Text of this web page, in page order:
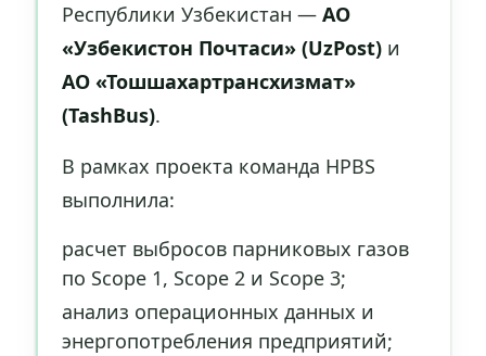
Республики Узбекистан — АО
«Узбекистон Почтаси» (UzPost) и
АО «Тошшахартрансхизмат»
(TashBus).
В рамках проекта команда HPBS
выполнила:
расчет выбросов парниковых газов
по Scope 1, Scope 2 и Scope 3;
анализ операционных данных и
энергопотребления предприятий;